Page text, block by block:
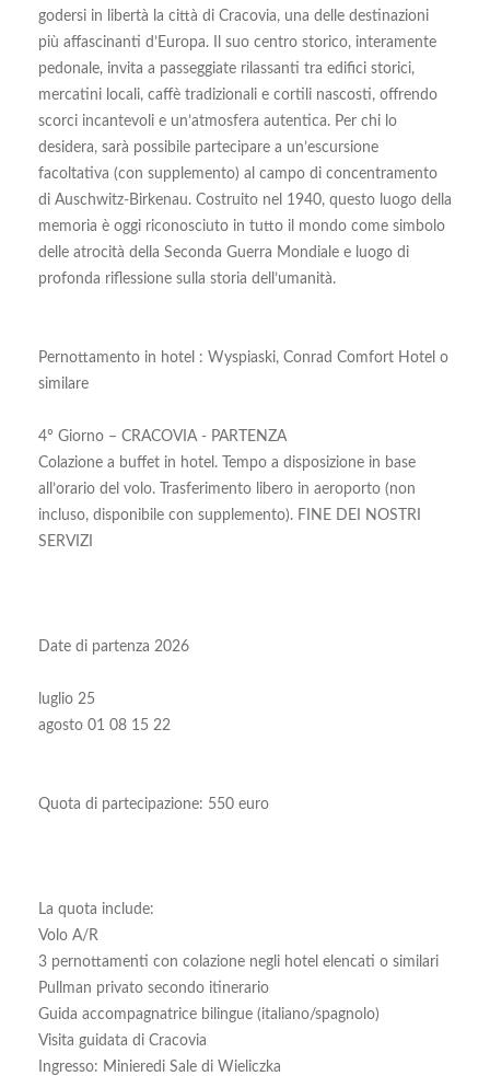
godersi in libertà la città di Cracovia, una delle destinazioni
più affascinanti d’Europa. Il suo centro storico, interamente
pedonale, invita a passeggiate rilassanti tra edifici storici,
mercatini locali, caffè tradizionali e cortili nascosti, offrendo
scorci incantevoli e un’atmosfera autentica. Per chi lo
desidera, sarà possibile partecipare a un’escursione
facoltativa (con supplemento) al campo di concentramento
di Auschwitz-Birkenau. Costruito nel 1940, questo luogo della
memoria è oggi riconosciuto in tutto il mondo come simbolo
delle atrocità della Seconda Guerra Mondiale e luogo di
profonda riflessione sulla storia dell’umanità.
Pernottamento in hotel : Wyspiaski, Conrad Comfort Hotel o
similare
4º Giorno – CRACOVIA - PARTENZA
Colazione a buffet in hotel. Tempo a disposizione in base
all’orario del volo. Trasferimento libero in aeroporto (non
incluso, disponibile con supplemento). FINE DEI NOSTRI
SERVIZI
Date di partenza 2026
luglio 25
agosto 01 08 15 22
Quota di partecipazione: 550 euro
La quota include:
Volo A/R
3 pernottamenti con colazione negli hotel elencati o similari
Pullman privato secondo itinerario
Guida accompagnatrice bilingue (italiano/spagnolo)
Visita guidata di Cracovia
Ingresso: Minieredi Sale di Wieliczka